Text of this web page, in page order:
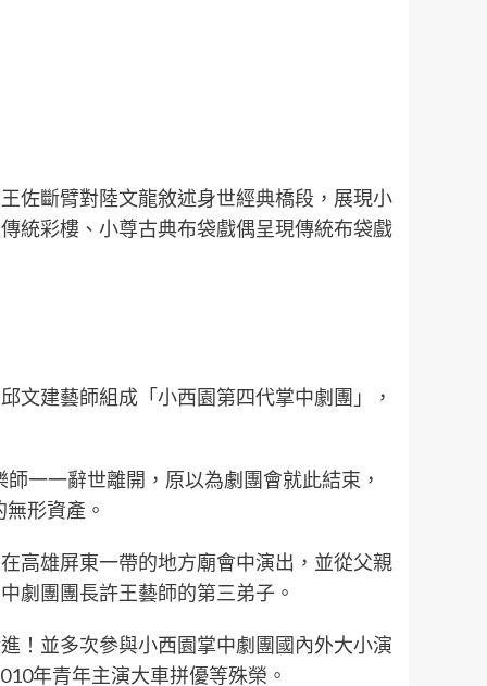
佐斷臂對陸文龍敘述身世經典橋段，展現小
統彩樓、小尊古典布袋戲偶呈現傳統布袋戲
文建藝師組成「小西園第四代掌中劇團」，
一一辭世離開，原以為劇團會就此結束，
形資產。
高雄屏東一帶的地方廟會中演出，並從父親
劇團團長許王藝師的第三弟子。
！並多次參與小西園掌中劇團國內外大小演
年青年主演大車拼優等殊榮。